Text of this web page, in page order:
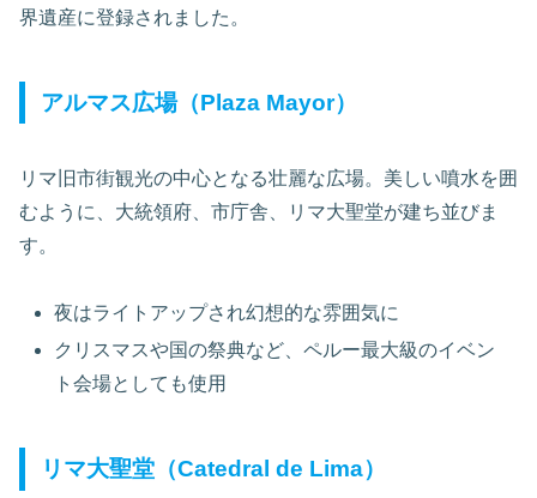
界遺産に登録されました。
アルマス広場（Plaza Mayor）
リマ旧市街観光の中心となる壮麗な広場。美しい噴水を囲
むように、大統領府、市庁舎、リマ大聖堂が建ち並びま
す。
夜はライトアップされ幻想的な雰囲気に
クリスマスや国の祭典など、ペルー最大級のイベン
ト会場としても使用
リマ大聖堂（Catedral de Lima）